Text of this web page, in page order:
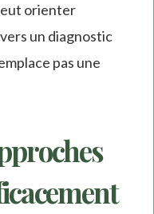
orienter
un diagnostic
pas une